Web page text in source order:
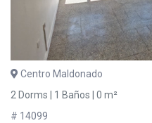
Centro Maldonado
2 Dorms | 1 Baños | 0 m²
# 14099